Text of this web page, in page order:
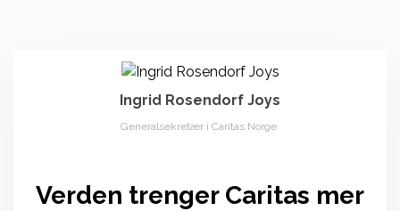
Ingrid Rosendorf Joys
Generalsekretær i Caritas Norge
Verden trenger Caritas mer